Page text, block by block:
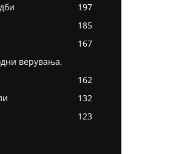
197
185
167
верувања,
162
132
123